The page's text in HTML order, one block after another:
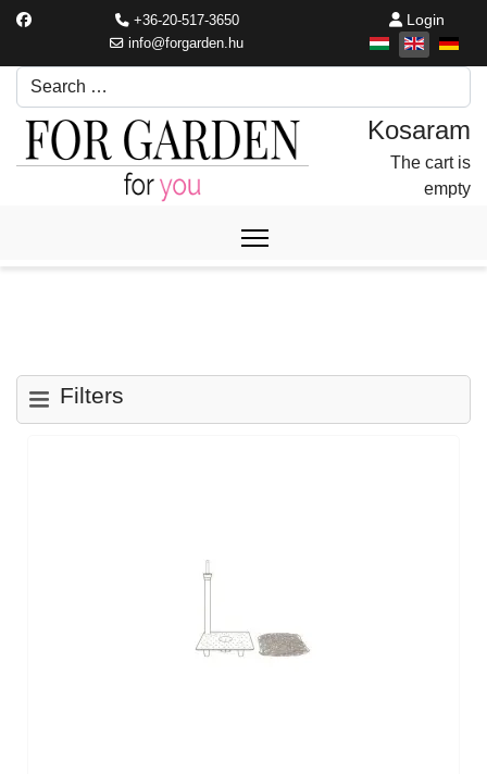
+36-20-517-3650
info@forgarden.hu
Login
Search
Írjon be egy keresési kifejezést.
The cart is
empty
Filters